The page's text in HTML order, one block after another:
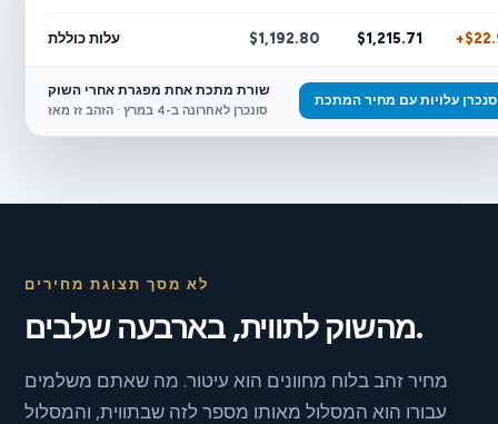
עלות כוללת $1,192.80 $1,215.71
שורת מתכת אחת מפגרת אחרי השוק
סונכרן לאחרונה ב-4 במרץ · הזהב זז מאז
סנכרן עלויות עם מחיר המתכת
לא מסך תצוגת מחירים
מהשוק לתווית, בארבעה שלבים.
מחיר זהב בלוח מחוונים הוא עיטור. מה שאתם משלמים
עבורו הוא המסלול מאותו מספר לזה שבתווית, והמסלול